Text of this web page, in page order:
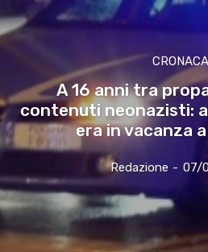
CRONACA
A 16 anni tra
contenuti neonazisti:
era in vacanza
Redazione - 07/